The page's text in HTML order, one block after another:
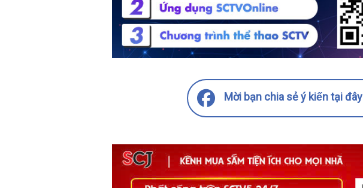
Mời bạn chia sẻ ý kiến tại đây